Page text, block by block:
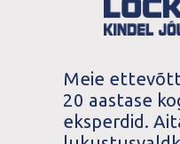
Meie
20 aastase
eksperdid.